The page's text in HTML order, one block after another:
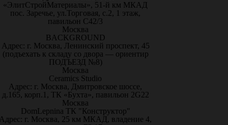
«ЭлитСтройМатериалы», 51-й км МКАД
пос. Заречье, ул.Торговая, с.2, 1 этаж,
павильон С42/3
Москва
BACKGROUND
Адрес: г. Москва, Ленинский проспект, 45
(подъехать к складу со двора — ориентир
ПОДЪЕЗД №8)
Москва
Ceramics Studio
Адрес: г. Москва, Дмитровское шоссе,
д.165, корп.1, ТК «Бухта», павильон 2G22
Москва
DomLepnina ТК "Конструктор"
г. Москва, 25 км МКАД, владение 4,